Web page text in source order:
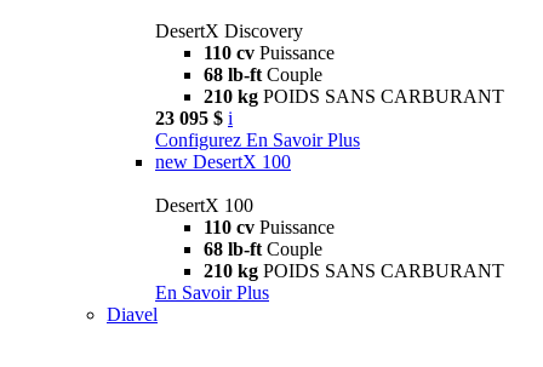
DesertX Discovery
110 cv Puissance
68 lb-ft Couple
210 kg POIDS SANS CARBURANT
23 095 $ i
Configurez En Savoir Plus
new DesertX 100
DesertX 100
110 cv Puissance
68 lb-ft Couple
210 kg POIDS SANS CARBURANT
En Savoir Plus
Diavel